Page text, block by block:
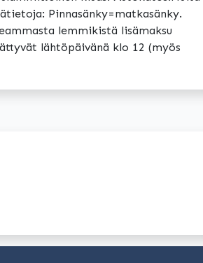
Pinnasänky=matkasänky.
lemmikistä lisämaksu
lähtöpäivänä klo 12 (myös